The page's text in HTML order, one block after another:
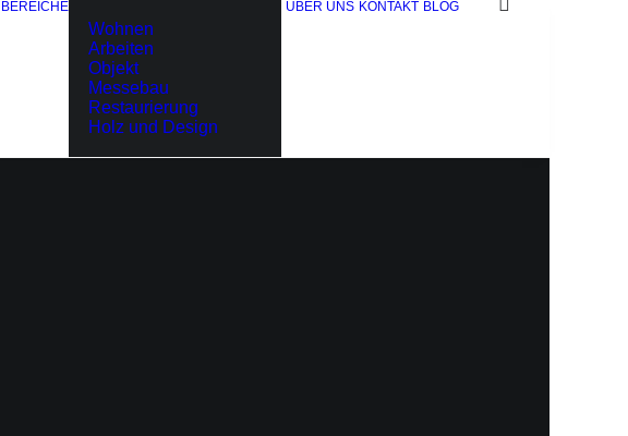
BEREICHE
Wohnen
Arbeiten
Objekt
Messebau
Restaurierung
Holz und Design
ÜBER UNS KONTAKT BLOG